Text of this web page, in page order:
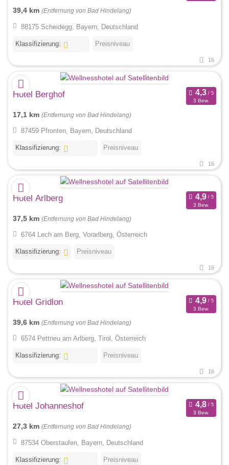
39,4 km (Entfernung von Bad Hindelang)
88175 Scheidegg, Bayern, Deutschland
Klassifizierung: Preisniveau
16
Hotel Berghof
3 Bew.
17,1 km (Entfernung von Bad Hindelang)
87459 Pfronten, Bayern, Deutschland
Klassifizierung: Preisniveau
16
Hotel Arlberg
3 Bew.
37,5 km (Entfernung von Bad Hindelang)
6764 Lech am Berg, Vorarlberg, Österreich
Klassifizierung: Preisniveau
16
Hotel Gridlon
3 Bew.
39,6 km (Entfernung von Bad Hindelang)
6574 Pettneu am Arlberg, Tirol, Österreich
Klassifizierung: Preisniveau
16
Hotel Johanneshof
3 Bew.
27,3 km (Entfernung von Bad Hindelang)
87534 Oberstaufen, Bayern, Deutschland
Klassifizierung: Preisniveau